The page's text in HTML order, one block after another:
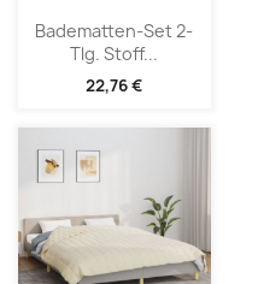
Badematten-Set 2-
Tlg. Stoff...
22,76 €